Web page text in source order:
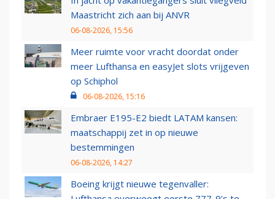
Maastricht zich aan bij ANVR
06-08-2026, 15:56
Meer ruimte voor vracht doordat onder
meer Lufthansa en easyJet slots vrijgeven
op Schiphol
06-08-2026, 15:16
Embraer E195-E2 biedt LATAM kansen:
maatschappij zet in op nieuwe
bestemmingen
06-08-2026, 14:27
Boeing krijgt nieuwe tegenvaller: